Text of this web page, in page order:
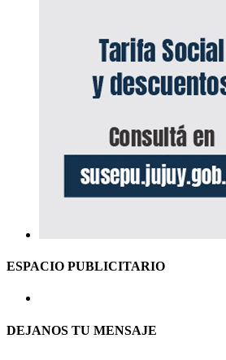
ESPACIO PUBLICITARIO
DEJANOS TU MENSAJE